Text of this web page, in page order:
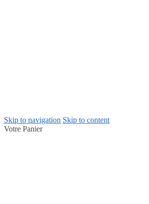
Skip to navigation Skip to content
Votre Panier